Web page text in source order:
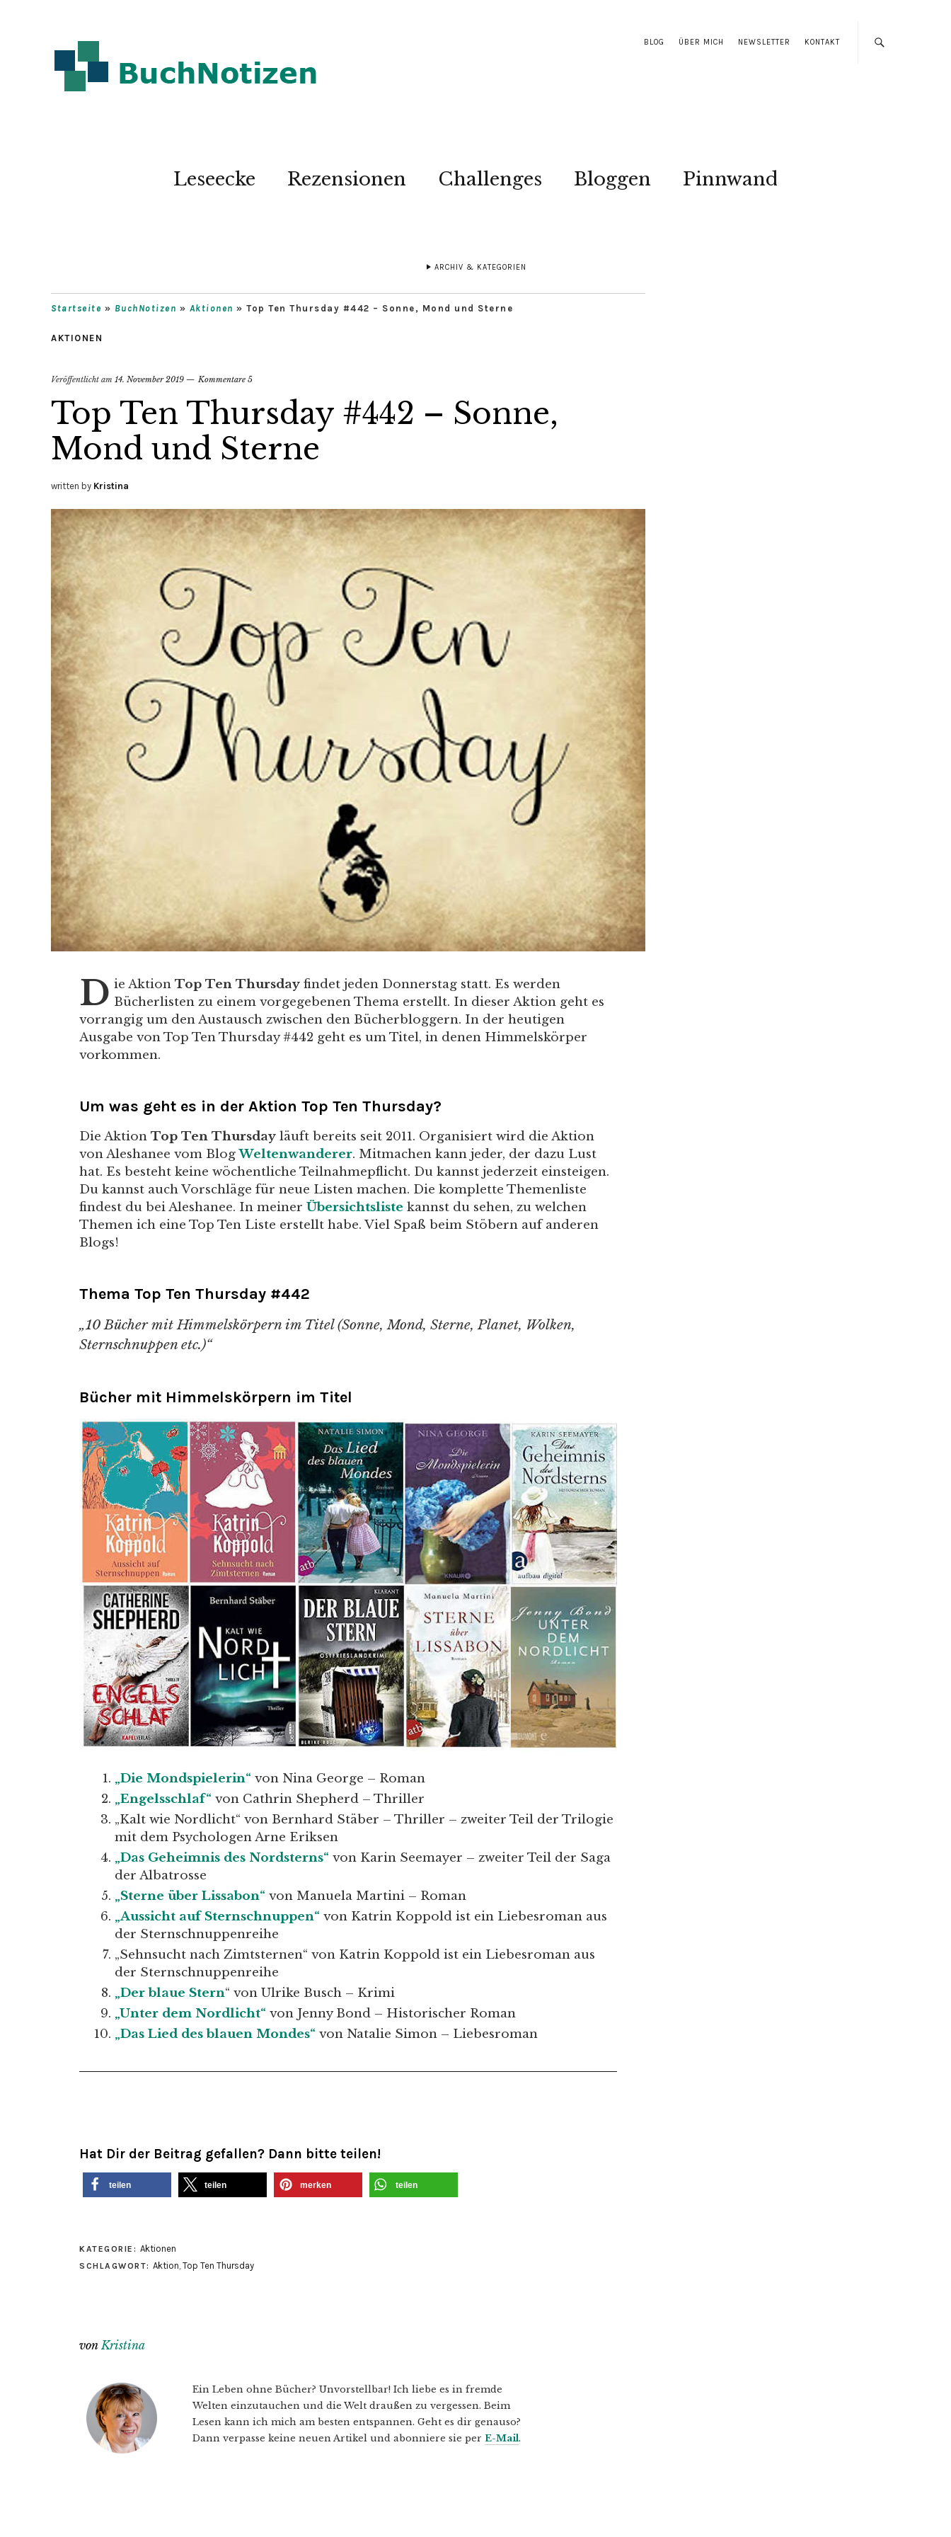
BLOG ÜBER MICH NEWSLETTER KONTAKT
Leseecke Rezensionen Challenges Bloggen Pinnwand
ARCHIV & KATEGORIEN
Startseite » BuchNotizen » Aktionen » Top Ten Thursday #442 – Sonne, Mond und Sterne
AKTIONEN
Veröffentlicht am 14. November 2019 Kommentare 5
Top Ten Thursday #442 – Sonne,
Mond und Sterne
written by Kristina
D ie Aktion Top Ten Thursday findet jeden Donnerstag statt. Es werden
Bücherlisten zu einem vorgegebenen Thema erstellt. In dieser Aktion geht es
vorrangig um den Austausch zwischen den Bücherbloggern. In der heutigen
Ausgabe von Top Ten Thursday #442 geht es um Titel, in denen Himmelskörper
vorkommen.
Um was geht es in der Aktion Top Ten Thursday?
Die Aktion Top Ten Thursday läuft bereits seit 2011. Organisiert wird die Aktion
von Aleshanee vom BlogWeltenwanderer. Mitmachen kann jeder, der dazu Lust
hat. Es besteht keine wöchentliche Teilnahmepflicht. Du kannst jederzeit einsteigen.
Du kannst auch Vorschläge für neue Listen machen. Die komplette Themenliste
findest du bei Aleshanee. In meiner Übersichtsliste kannst du sehen, zu welchen
Themen ich eine Top Ten Liste erstellt habe. Viel Spaß beim Stöbern auf anderen
Blogs!
Thema Top Ten Thursday #442
„10 Bücher mit Himmelskörpern im Titel (Sonne, Mond, Sterne, Planet, Wolken,
Sternschnuppen etc.)“
Bücher mit Himmelskörpern im Titel
„Die Mondspielerin“ von Nina George – Roman
„Engelsschlaf“ von Cathrin Shepherd – Thriller
„Kalt wie Nordlicht“ von Bernhard Stäber – Thriller – zweiter Teil der Trilogie
mit dem Psychologen Arne Eriksen
„Das Geheimnis des Nordsterns“ von Karin Seemayer – zweiter Teil der Saga
der Albatrosse
„Sterne über Lissabon“ von Manuela Martini – Roman
„Aussicht auf Sternschnuppen“ von Katrin Koppold ist ein Liebesroman aus
der Sternschnuppenreihe
„Sehnsucht nach Zimtsternen“ von Katrin Koppold ist ein Liebesroman aus
der Sternschnuppenreihe
„Der blaue Stern“ von Ulrike Busch – Krimi
„Unter dem Nordlicht“ von Jenny Bond – Historischer Roman
„Das Lied des blauen Mondes“ von Natalie Simon – Liebesroman
Hat Dir der Beitrag gefallen? Dann bitte teilen!
teilen teilen merken teilen
KATEGORIE: Aktionen
SCHLAGWORT: Aktion, Top Ten Thursday
vonKristina
Ein Leben ohne Bücher? Unvorstellbar! Ich liebe es in fremde
Welten einzutauchen und die Welt draußen zu vergessen. Beim
Lesen kann ich mich am besten entspannen. Geht es dir genauso?
Dann verpasse keine neuen Artikel und abonniere sie per E-Mail.